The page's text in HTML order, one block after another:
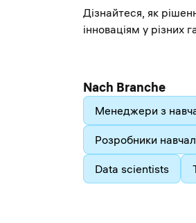
Дізнайтеся, як
інноваціям у різних
Nach Branche
Менеджери з
Розробники
Data scientists